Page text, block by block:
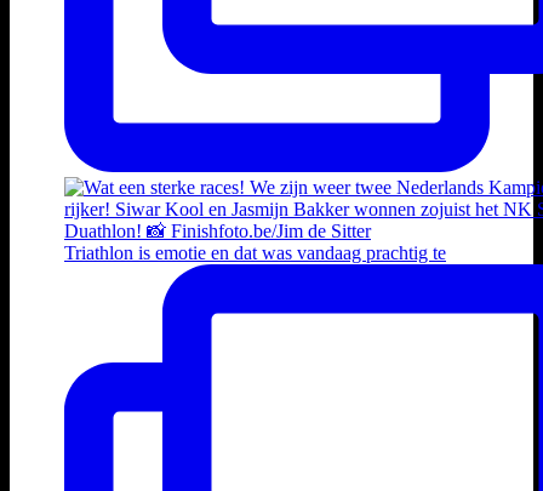
Triathlon is emotie en dat was vandaag prachtig te